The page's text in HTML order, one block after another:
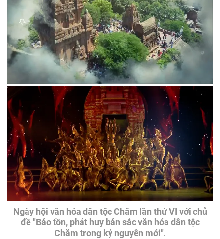
Ngày hội văn hóa dân tộc Chăm lần thứ VI với chủ
đề "Bảo tồn, phát huy bản sắc văn hóa dân tộc
Chăm trong kỷ nguyên mới".